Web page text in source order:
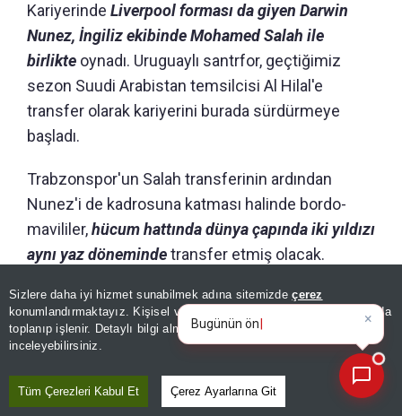
Sizlere daha iyi hizmet sunabilmek adına sitemizdeçerez
konumlandırmaktayız. Kişisel verileriniz, KVKK ve GDPR kapsamında
toplanıp işlenir. Detaylı bilgi almak içinAydınlatma Metnimizi
inceleyebilirsiniz.
Tüm Çerezleri Kabul Et Çerez Ayarlarına Git
Kariyerinde Liverpool forması da giyen Darwin
Nunez, İngiliz ekibinde Mohamed Salah ile
birlikte oynadı. Uruguaylı santrfor, geçtiğimiz
sezon Suudi Arabistan temsilcisi Al Hilal'e
transfer olarak kariyerini burada sürdürmeye
başladı.
Trabzonspor'un Salah transferinin ardından
Nunez'i de kadrosuna katması halinde bordo-
mavililer,hücum hattında dünya çapında iki yıldızı
aynı yaz dönemindetransfer etmiş olacak.
×
Bugünün öne çıkan manşetleri
ve gelişmeleri neler?